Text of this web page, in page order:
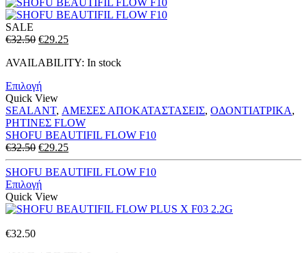
SALE
€32.50 Original
was:
€29.25Η
τιμή
AVAILABILITY: In stock
Επιλογή
Quick View
SEALANT, ΑΜΕΣΕΣ ΑΠΟΚΑΤΑΣΤΑΣΕΙΣ, ΟΔΟΝΤΙΑΤΡΙΚΑ,
ΡΗΤΙΝΕΣ FLOW
SHOFU BEAUTIFIL FLOW F10
€32.50 Original
price
was:
€32.50.
€29.25Η
τρέχουσα
τιμή
SHOFU BEAUTIFIL FLOW F10
Επιλογή
Quick View
€32.50